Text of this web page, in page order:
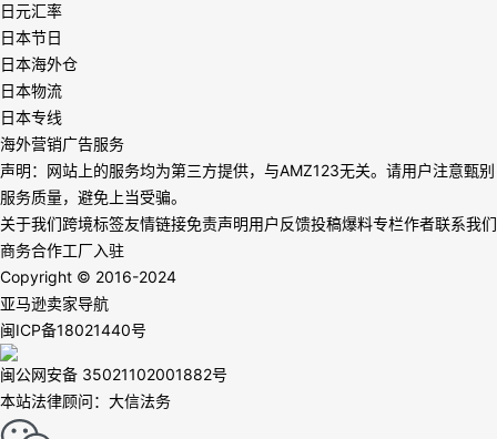
日元汇率
日本节日
日本海外仓
日本物流
日本专线
海外营销广告服务
声明：网站上的服务均为第三方提供，与AMZ123无关。请用户注意甄别
服务质量，避免上当受骗。
关于我们跨境标签友情链接免责声明用户反馈投稿爆料专栏作者联系我们
商务合作工厂入驻
Copyright © 2016-2024
亚马逊卖家导航
闽ICP备18021440号
闽公网安备 35021102001882号
本站法律顾问：大信法务